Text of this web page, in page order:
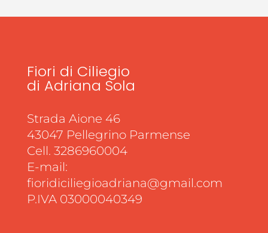
Fiori di Ciliegio
di Adriana Sola
Strada Aione 46
43047 Pellegrino Parmense
Cell. 3286960004
E-mail:
fioridiciliegioadriana@gmail.com
P.IVA 03000040349